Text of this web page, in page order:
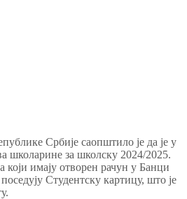
Србије саопштило је да је у
школарине за школску 2024/2025.
који имају отворен рачун у Банци
Студентску картицу, што је